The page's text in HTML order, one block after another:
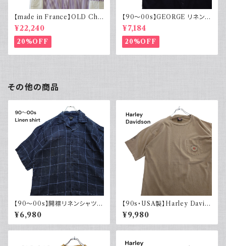
【made in France】OLD Cha
rvet ストライプ 切り替え 紫
¥22,240
20%OFF
【90～00s】GEORGE リネンレ
ーヨンシャツ 黒 ボックスシルエ
ット XL
¥7,184
20%OFF
その他の商品
【90～00s】開襟リネンシャツ
チェック オープンカラー 古着 ボ
ックスシルエット ネイビー フェ
ード
¥6,980
【90s・USA製】Harley David
son ハーレーダビッドソン ポケ
ット付き Tシャツ 古着 フェード
シングルステッチ ベージュ ヴィ
¥9,980